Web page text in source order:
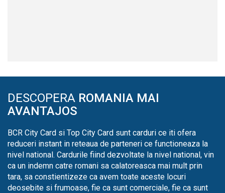
DESCOPERA ROMANIA MAI
AVANTAJOS
BCR City Card si Top City Card sunt carduri ce iti ofera
reduceri instant in reteaua de parteneri ce functioneaza la
nivel national. Cardurile fiind dezvoltate la nivel national, vin
ca un indemn catre romani sa calatoreasca mai mult prin
tara, sa constientizeze ca avem toate aceste locuri
deosebite si frumoase, fie ca sunt comerciale, fie ca sunt